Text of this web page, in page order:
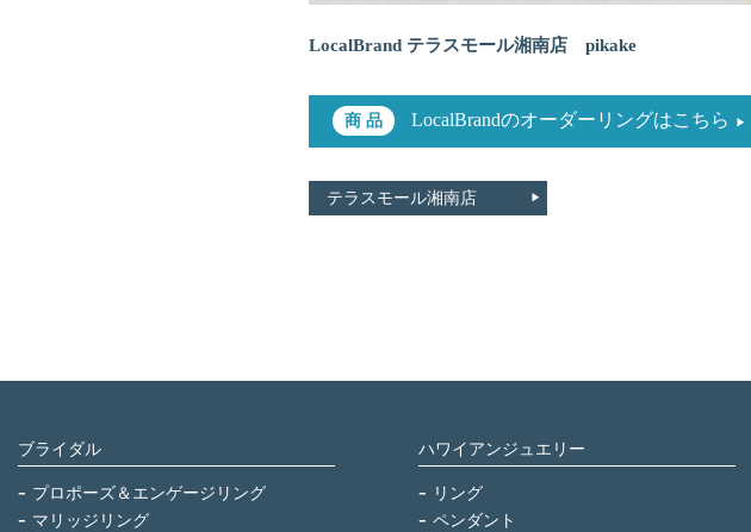
LocalBrand テラスモール湘南店 pikake
LocalBrandのオーダーリングはこちら
テラスモール湘南店
ブライダル
プロポーズ＆エンゲージリング
マリッジリング
ハワイアンジュエリー
リング
ペンダント